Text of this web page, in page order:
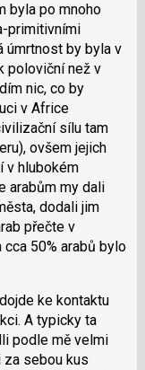
byla po mnoho
primitivními
úmrtnost by byla v
poloviční než v
nic, co by
v Africe
sílu tam
ovšem jejich
v hlubokém
arabům my dali
dodali jim
přečte v
50% arabů bylo
ke kontaktu
A typicky ta
podle mě velmi
za sebou kus